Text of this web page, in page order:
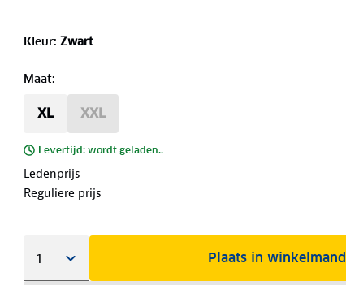
Kleur: Zwart
Maat:
XL XXL
Levertijd: wordt geladen..
Ledenprijs
Reguliere prijs
Plaats in winkelmand